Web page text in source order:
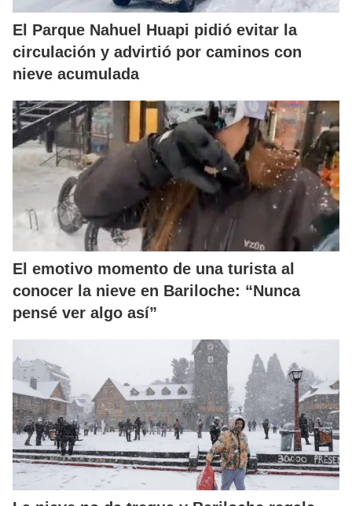
El Parque Nahuel Huapi pidió evitar la
circulación y advirtió por caminos con
nieve acumulada
El emotivo momento de una turista al
conocer la nieve en Bariloche: “Nunca
pensé ver algo así”